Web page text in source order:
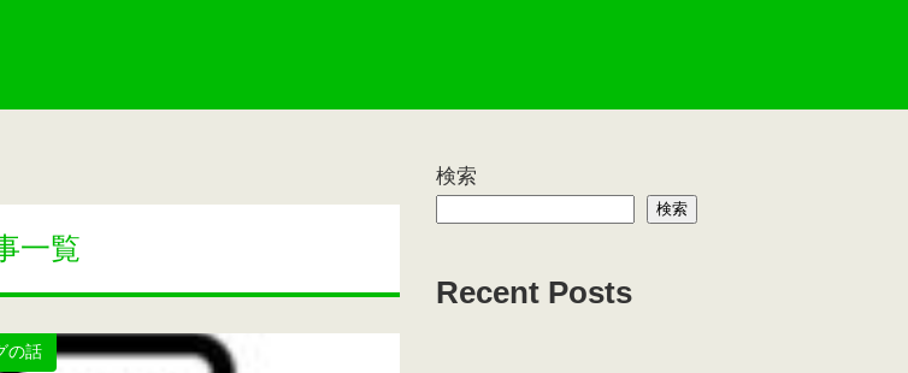
一覧
の話
検索
検索
Recent Posts